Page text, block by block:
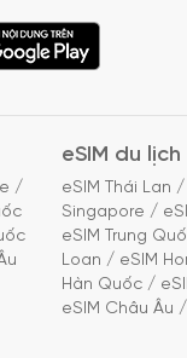
dụng
/
eSIM du lịch
eSIM Thái Lan /
Singapore /
eSIM Trung
Loan / eSIM
Hàn Quốc /
eSIM Châu Âu /